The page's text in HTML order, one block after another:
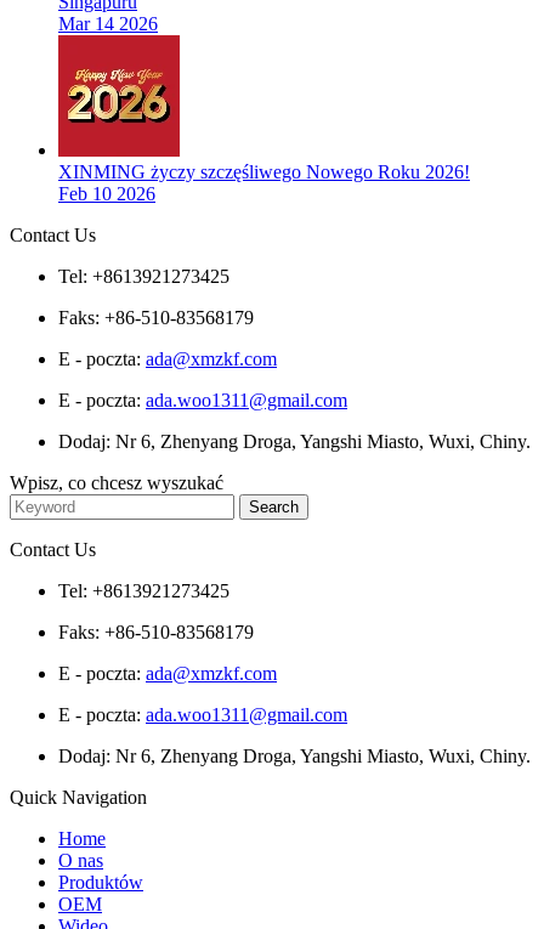
Mar 14 2026
XINMING życzy szczęśliwego Nowego Roku 2026!
Feb 10 2026
Contact Us
Tel: +8613921273425
Faks: +86-510-83568179
E - poczta: ada@xmzkf.com
E - poczta: ada.woo1311@gmail.com
Dodaj: Nr 6, Zhenyang Droga, Yangshi Miasto, Wuxi, Chiny.
Wpisz, co chcesz wyszukać
Contact Us
Tel: +8613921273425
Faks: +86-510-83568179
E - poczta: ada@xmzkf.com
E - poczta: ada.woo1311@gmail.com
Dodaj: Nr 6, Zhenyang Droga, Yangshi Miasto, Wuxi, Chiny.
Quick Navigation
Home
O nas
Produktów
OEM